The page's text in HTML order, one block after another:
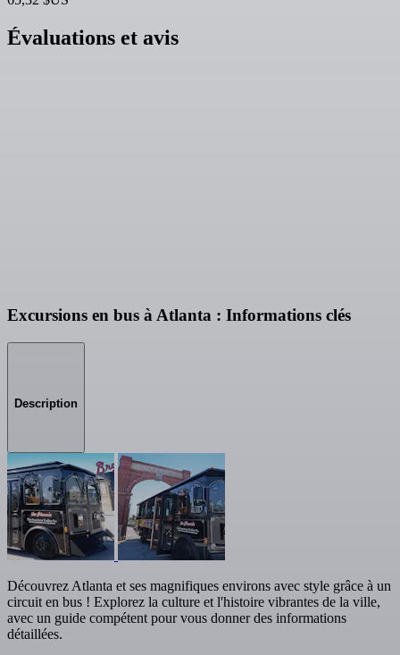
Évaluations et avis
Excursions en bus à Atlanta : Informations clés
Description
Découvrez Atlanta et ses magnifiques environs avec style grâce à un
circuit en bus ! Explorez la culture et l'histoire vibrantes de la ville,
avec un guide compétent pour vous donner des informations
détaillées.